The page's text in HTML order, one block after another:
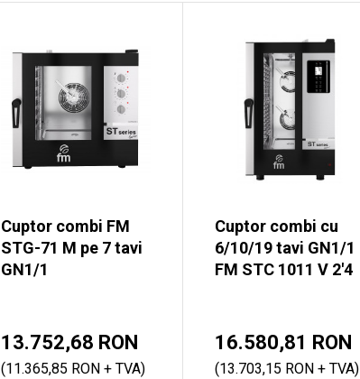
Cuptor combi FM
STG-71 M pe 7 tavi
GN1/1
13.752,68 RON
(11.365,85 RON + TVA)
Cuptor combi cu
6/10/19 tavi GN1/1
FM STC 1011 V 2'4
16.580,81 RON
(13.703,15 RON + TVA)